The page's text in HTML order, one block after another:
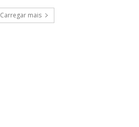
Carregar mais